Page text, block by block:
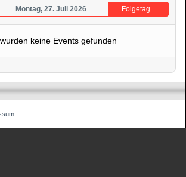
Montag, 27. Juli 2026 Folgetag
keine Events gefunden